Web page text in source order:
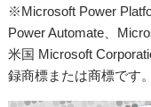
※Microsoft Power
Power Automate、
米国 Microsoft
録商標または商標です。